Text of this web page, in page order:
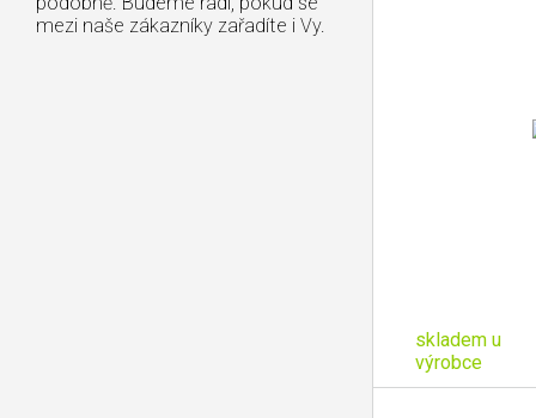
mezi naše zákazníky zařadíte i Vy.
skladem u
výrobce